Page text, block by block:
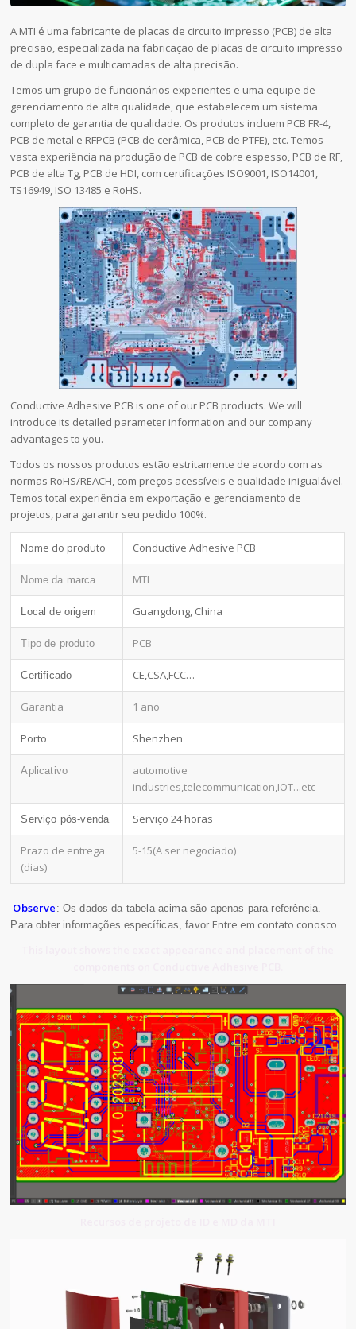
A MTI é uma fabricante de placas de circuito impresso (PCB) de alta
precisão, especializada na fabricação de placas de circuito impresso
de dupla face e multicamadas de alta precisão.
Temos um grupo de funcionários experientes e uma equipe de
gerenciamento de alta qualidade, que estabelecem um sistema
completo de garantia de qualidade. Os produtos incluem PCB FR-4,
PCB de metal e RFPCB (PCB de cerâmica, PCB de PTFE), etc. Temos
vasta experiência na produção de PCB de cobre espesso, PCB de RF,
PCB de alta Tg, PCB de HDI, com certificações ISO9001, ISO14001,
TS16949, ISO 13485 e RoHS.
Conductive Adhesive PCB is one of our PCB products. We will
introduce its detailed parameter information and our company
advantages to you.
Todos os nossos produtos estão estritamente de acordo com as
normas RoHS/REACH, com preços acessíveis e qualidade inigualável.
Temos total experiência em exportação e gerenciamento de
projetos, para garantir seu pedido 100%.
Nome do produto Conductive Adhesive PCB
Nome da marca MTI
Local de origem Guangdong, China
Tipo de produto PCB
Certificado CE,CSA,FCC…
Garantia 1 ano
Porto Shenzhen
Aplicativo
automotive
industries,telecommunication,IOT...etc
Serviço pós-venda Serviço 24 horas
Prazo de entrega
(dias)
5-15(A ser negociado)
Observe : Os dados da tabela acima são apenas para referência.
Para obter informações específicas, favor Entre em contato conosco